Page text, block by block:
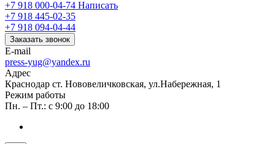
+7 918 000-04-74 Написать
+7 918 445-02-35
+7 918 094-04-44
Заказать звонок
E-mail
press-yug@yandex.ru
Адрес
Краснодар ст. Нововеличковская, ул.Набережная, 1
Режим работы
Пн. – Пт.: с 9:00 до 18:00